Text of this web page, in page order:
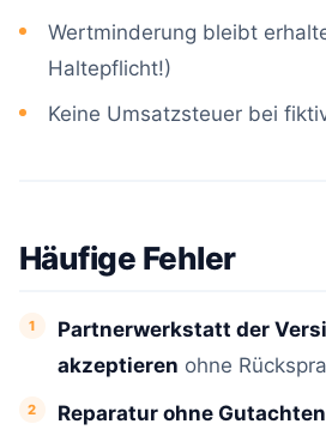
Wertminderung bleibt
Haltepflicht!)
Keine Umsatzsteuer bei
Häufige Fehler
Partnerwerkstatt der
akzeptieren ohne
Reparatur ohne Gutachten